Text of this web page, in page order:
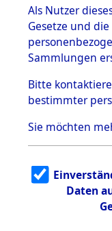
Effekten
1.2.9.1
Effekten
dem KZ
Dachau
1.2.9.2
Effekten
dem KZ
1.2.9.3
Effekten
dem KZ
Als Nutzer
Gesetze und
Sammlungen
Bitte
bestimmter
Sie möchten
Daten